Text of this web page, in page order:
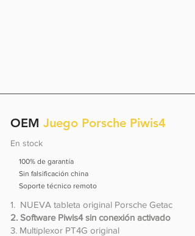
OEM Juego Porsche Piwis4
En stock
100% de garantía
Sin falsificación china
Soporte técnico remoto
1. NUEVA tableta original Porsche Getac
2. Software Piwis4 sin conexión activado
3. Multiplexor PT4G original